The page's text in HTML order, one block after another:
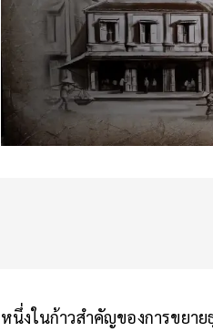
หนึ่งในก้าวสำคัญของการขยา